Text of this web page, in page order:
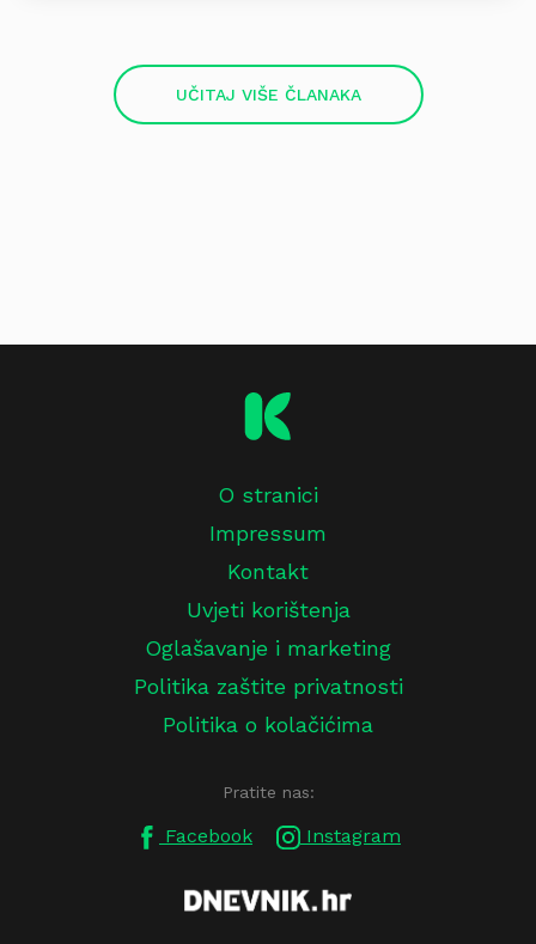
UČITAJ VIŠE ČLANAKA
O stranici
Impressum
Kontakt
Uvjeti korištenja
Oglašavanje i marketing
Politika zaštite privatnosti
Politika o kolačićima
Pratite nas:
Facebook Instagram